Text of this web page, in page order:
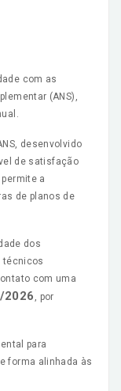
com as
(ANS),
desenvolvido
de satisfação
a
de planos de
dos
técnicos
com uma
2026 , por
para
forma alinhada às